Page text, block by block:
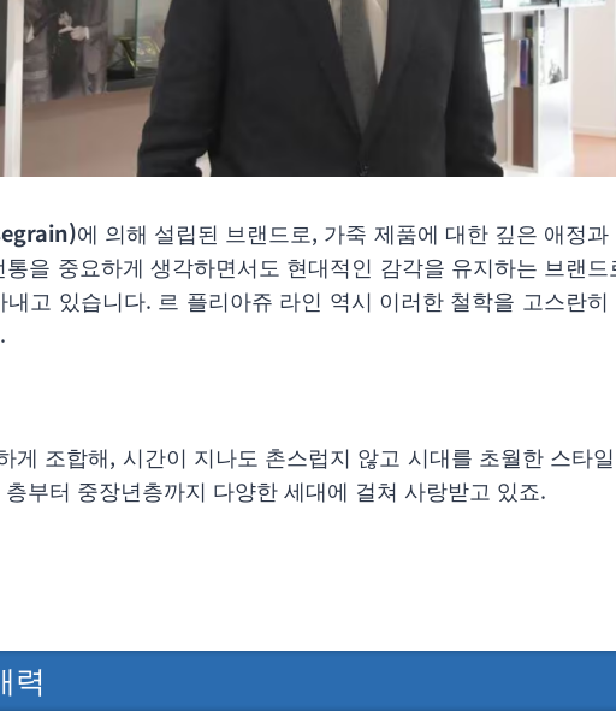
에 의해 설립된 브랜드로, 가죽 제품에 대한 깊은 애정과
을 중요하게 생각하면서도 현대적인 감각을 유지하는 브랜드
고 있습니다. 르 플리아쥬 라인 역시 이러한 철학을 고스란히
게 조합해, 시간이 지나도 촌스럽지 않고 시대를 초월한 스타
부터 중장년층까지 다양한 세대에 걸쳐 사랑받고 있죠.
력